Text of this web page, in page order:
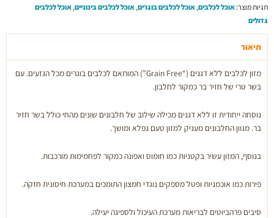
ווילד
בטעם
בר
-
12.2
תגיות מוצר:אוכל לכלבים,אוכל לכלבים בוגרים,אוכל לכלבים בינוניים,אוכל לכלבים
גדולים
תיאור
מזון לכלבים ללא דגנים (“Grain Free”) המותאם לכלבים בוגרים מכל הגזעים. עם
בשר טרי של חזיר בר כמקור לחלבון.
נוסחה ייחודית זו ללא דגנים מכילה שילוב של חלבונים שונים מהחי כולל בשר חזיר
בר. מגוון החלבונים מעניק למזון טעם נפלא ומושך.
בנוסף, המזון עשיר בקטניות כמו חומוס ואפונה כמקור לפחמימות מורכבות.
פירות כמו אוכמניות ופטל מספקים נוגדי חמצון התומכים במערכת חיסונית חזקה.
סיבים פרהביוטים לבריאות מערכת העיכול ולספיגה יעילה.